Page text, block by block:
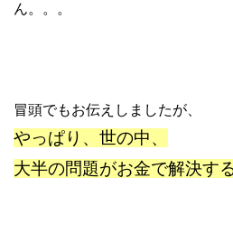
ん。。。
冒頭でもお伝えしましたが、
やっぱり、世の中、
大半の問題がお金で解決す